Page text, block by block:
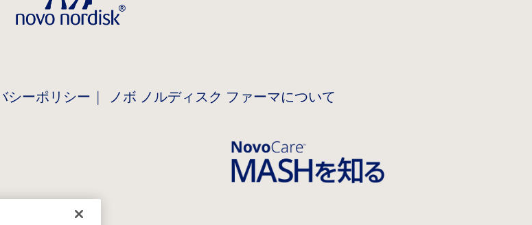
シーポリシー ノボ ノルディスク ファーマについて